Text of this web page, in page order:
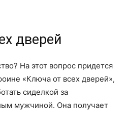
дверей
На этот вопрос придется
«Ключа от всех дверей»,
сиделкой за
мужчиной. Она получает